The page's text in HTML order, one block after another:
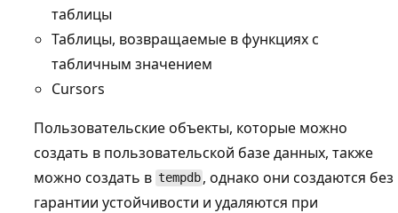
таблицы
Таблицы, возвращаемые в функциях с
табличным значением
Cursors
Пользовательские объекты, которые можно
создать в пользовательской базе данных, также
можно создать в tempdb , однако они создаются без
гарантии устойчивости и удаляются при